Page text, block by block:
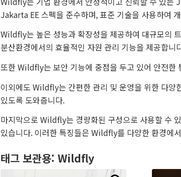
Jakarta EE 스펙을 준수하며, 표준 기술을 사용하여
Wildfly는 높은 성능과 확장성을 제공하여 대규모의
분산환경에서의 효율적인 자원 관리 기능을 제공합니
또한 Wildfly는 보안 기능에 중점을 두고 있어 안전한
이외에도 Wildfly는 간편한 관리 및 운영을 위한 다양
있도록 도와줍니다.
마지막으로 Wildfly는 경량화된 구성으로 사용할 수
있습니다. 이러한 특징들은 Wildfly를 다양한 환경에
태그 보관용: Wildfly